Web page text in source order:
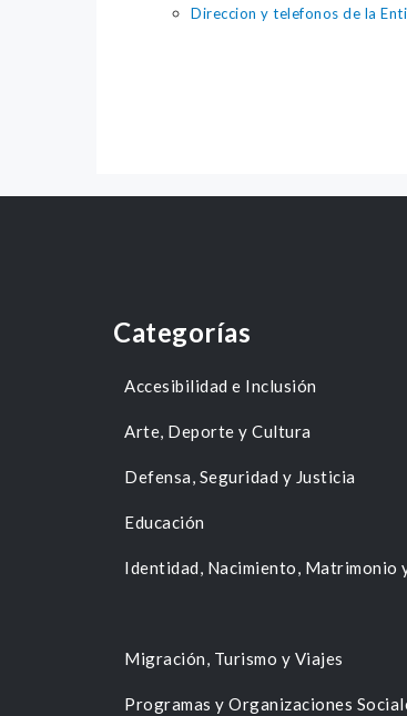
Direccion y telefonos de la
Categorías
Accesibilidad e Inclusión
Arte, Deporte y Cultura
Defensa, Seguridad y Justicia
Educación
Identidad, Nacimiento, Matrimonio
Migración, Turismo y Viajes
Programas y Organizaciones